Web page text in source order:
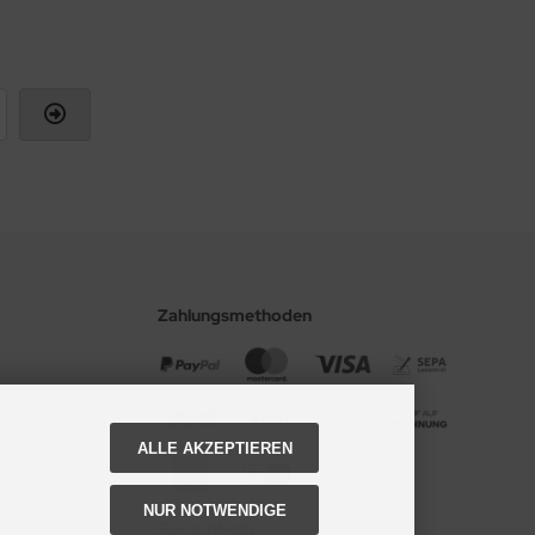
Zahlungsmethoden
ALLE AKZEPTIEREN
NUR NOTWENDIGE